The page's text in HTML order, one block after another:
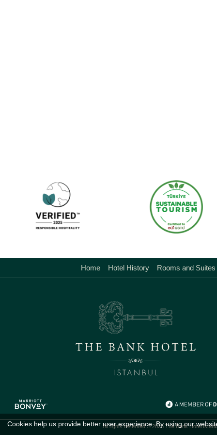
Cookies help us provide better user experience. By using our
Home Hotel History Rooms and Suites
All rights reserved © 2026 The Bank Hotel